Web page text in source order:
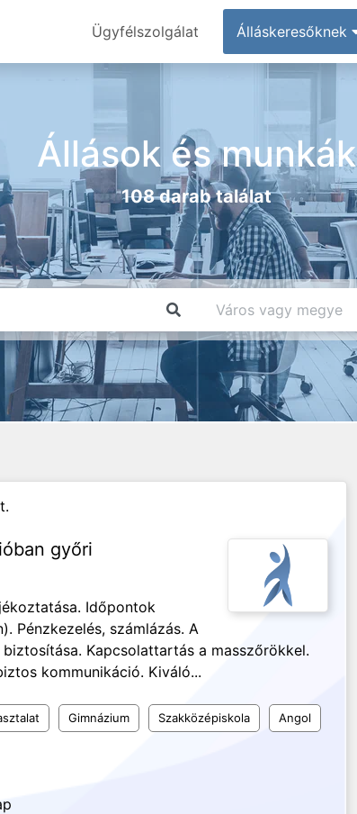
Ügyfélszolgálat Álláskeresőknek
Állások és munkák
108 darab találat
győri
Időpontok
Pénzkezelés, számlázás. A
Kapcsolattartás a masszőrökkel.
kommunikáció. Kiváló...
Gimnázium Szakközépiskola Angol